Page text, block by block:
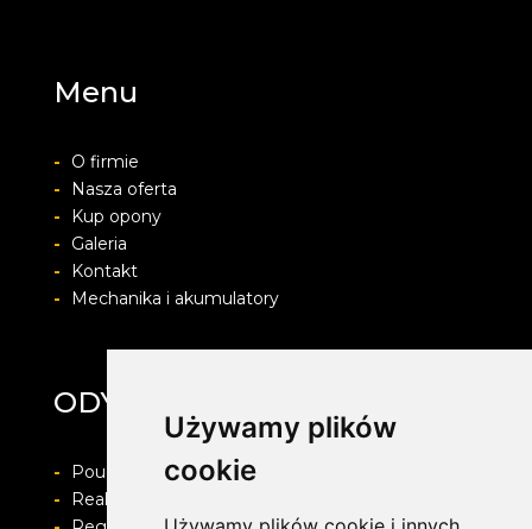
Używamy plików
cookie
Menu
-
O firmie
-
Nasza oferta
-
Kup opony
-
Galeria
-
Kontakt
-
Mechanika i akumulatory
ODYA SERWIS
-
Pouczenie o prawie do odstapienia od umowy
-
Realizacja zamówienia i formy płatności